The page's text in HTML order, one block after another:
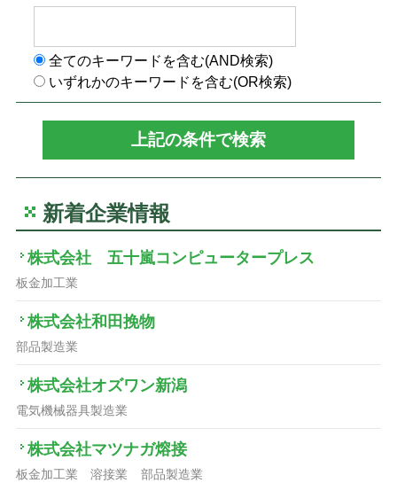
全てのキーワードを含む(AND検索)
いずれかのキーワードを含む(OR検索)
新着企業情報
株式会社 五十嵐コンピュータープレス
板金加工業
株式会社和田挽物
部品製造業
株式会社オズワン新潟
電気機械器具製造業
株式会社マツナガ熔接
板金加工業 溶接業 部品製造業